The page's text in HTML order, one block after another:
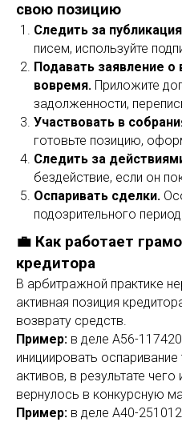
свою позицию
Следить за
писем, используйте
Подавать заявление о
вовремя. Приложите
задолженности,
Участвовать в
готовьте позицию,
Следить за
бездействие, если он
Оспаривать сделки.
подозрительного
💼 Как работает
кредитора
В арбитражной практике
активная позиция
возврату средств.
Пример: в деле А56-
инициировать
активов, в результате
вернулось в конкурсную
Пример: в деле А40-